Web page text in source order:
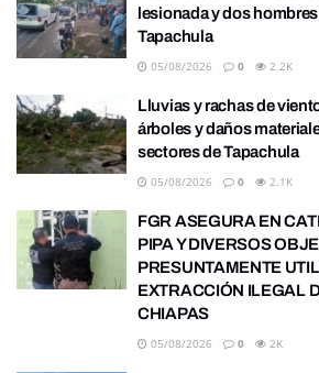
lesionada y dos
Tapachula
05/08/2026 0 2.2K
Lluvias y rachas de
árboles y daños
sectores de Tapachula
05/08/2026 0 2.1K
FGR ASEGURA EN
PIPA Y DIVERSOS
PRESUNTAMENTE
EXTRACCIÓN ILEGAL
CHIAPAS
05/08/2026 0 2K